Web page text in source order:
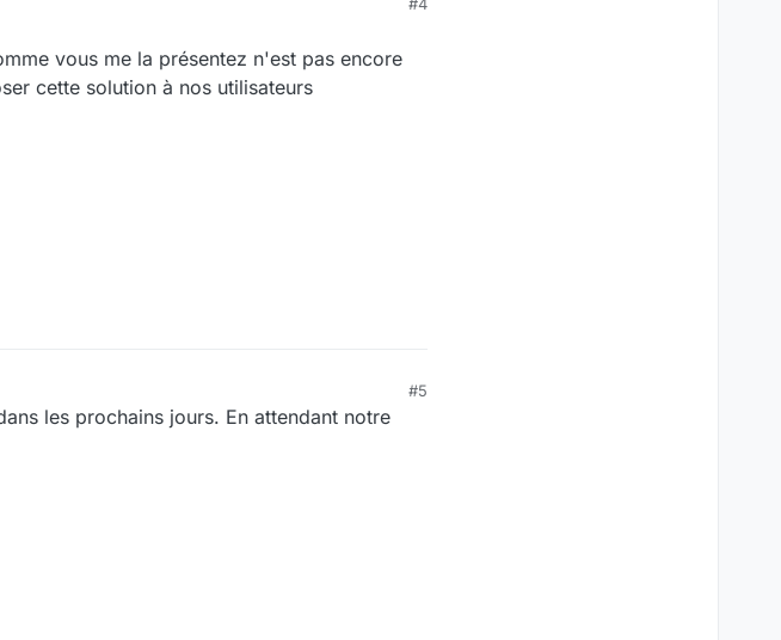
#4
vous me la présentez n'est pas encore
cette solution à nos utilisateurs
#5
les prochains jours. En attendant notre